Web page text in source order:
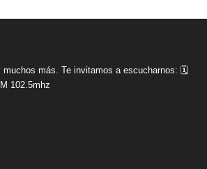
más. Te invitamos a escucharnos: 🗓
102.5mhz